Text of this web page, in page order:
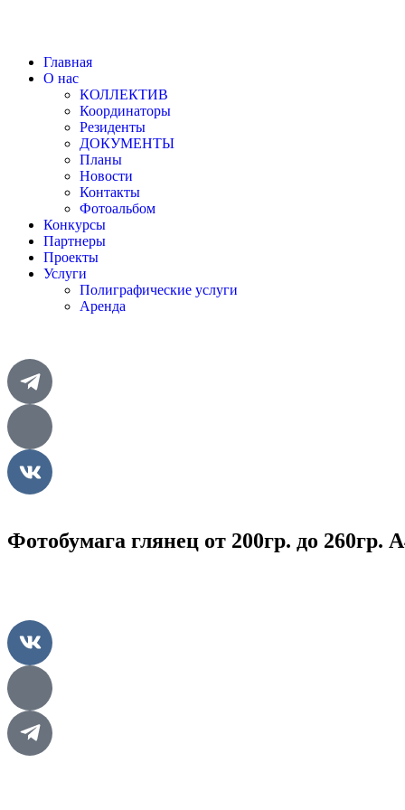
Главная
О нас
КОЛЛЕКТИВ
Координаторы
Резиденты
ДОКУМЕНТЫ
Планы
Новости
Контакты
Фотоальбом
Конкурсы
Партнеры
Проекты
Услуги
Полиграфические услуги
Аренда
Фотобумага глянец от 200гр. до 260гр.